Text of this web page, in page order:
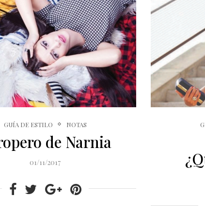
GUÍA DE ESTILO NOTAS
de Narnia
01/11/2017